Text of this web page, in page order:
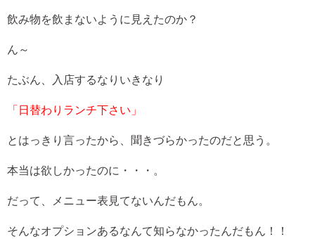
飲み物を飲まないように見えたのか？
ん～
たぶん、入店するなりいきなり
「日替わりランチ下さい」
とはっきり言ったから、聞きづらかったのだと思う。
本当は欲しかったのに・・・。
だって、メニュー表見てないんだもん。
そんなオプションあるなんて知らなかったんだもん！！